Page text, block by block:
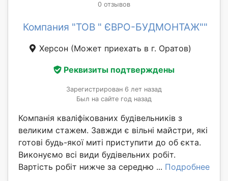
0 отзывов
Компания "ТОВ " ЄВРО-БУДМОНТАЖ""
Херсон (Может приехать в г. Оратов)
Реквизиты подтверждены
Зарегистрирован 6 лет назад
Был на сайте год назад
Компанія кваліфікованих будівельників з
великим стажем. Завжди є вільні майстри, які
готові будь-якої миті приступити до об єкта.
Виконуємо всі види будівельних робіт.
Вартість робіт нижче за середню ... Подробнее